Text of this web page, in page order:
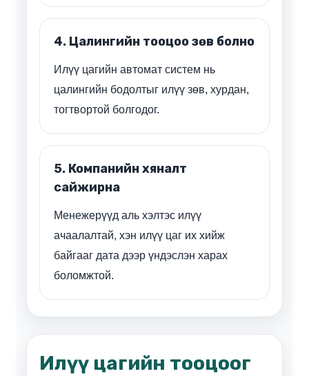
4. Цалингийн тооцоо зөв болно
Илүү цагийн автомат систем нь
цалингийн бодолтыг илүү зөв, хурдан,
тогтвортой болгодог.
5. Компанийн хяналт
сайжирна
Менежерүүд аль хэлтэс илүү
ачаалалтай, хэн илүү цаг их хийж
байгааг дата дээр үндэслэн харах
боломжтой.
Илүү цагийн тооцоог